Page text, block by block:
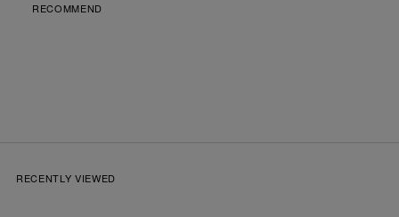
RECOMMEND
RECENTLY VIEWED